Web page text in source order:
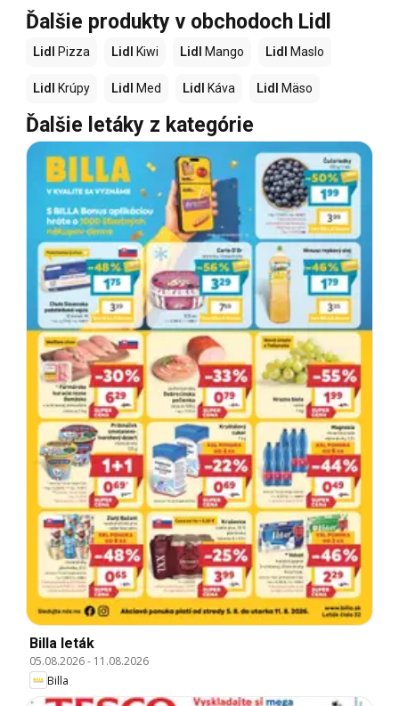
Ďalšie produkty v obchodoch Lidl
Lidl Pizza Lidl Kiwi Lidl Mango Lidl Maslo
Lidl Krúpy Lidl Med Lidl Káva Lidl Mäso
Ďalšie letáky z kategórie
Billa leták
05.08.2026- 11.08.2026
Billa